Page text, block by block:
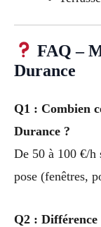
FAQ –
Durance
Q1 : Combien
Durance ?
De 50 à 100 €/
pose (fenêtres,
Q2 :